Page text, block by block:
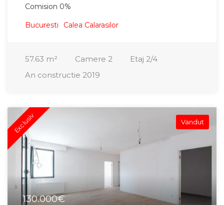
Comision 0%
Bucuresti Calea Calarasilor
57.63 m² Camere 2 Etaj 2/4
An constructie 2019
Exclusiv Vandut
130.000€